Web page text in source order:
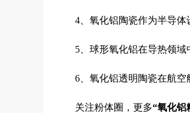
4、氧化铝陶瓷作为半导体
5、球形氧化铝在导热领域
6、氧化铝透明陶瓷在航空
关注粉体圈，更多“氧化铝